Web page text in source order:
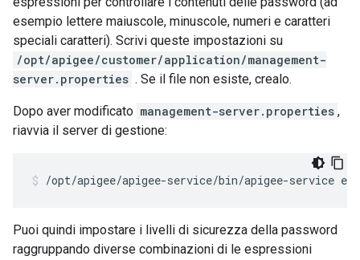
esempio lettere maiuscole, minuscole, numeri e caratteri
speciali caratteri). Scrivi queste impostazioni su
/opt/apigee/customer/application/management-
server.properties . Se il file non esiste, crealo.
Dopo aver modificato management-server.properties ,
riavvia il server di gestione:
/opt/apigee/apigee-service/bin/apigee-service
Puoi quindi impostare i livelli di sicurezza della password
raggruppando diverse combinazioni di le espressioni